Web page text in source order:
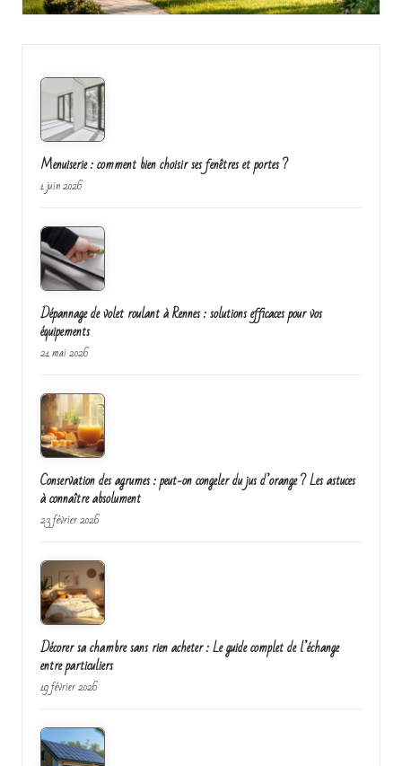
Menuiserie : comment bien choisir ses fenêtres et portes ?
1 juin 2026
Dépannage de volet roulant à Rennes : solutions efficaces pour vos
équipements
21 mai 2026
Conservation des agrumes : peut-on congeler du jus d’orange ? Les astuces
à connaître absolument
23 février 2026
Décorer sa chambre sans rien acheter : Le guide complet de l’échange
entre particuliers
19 février 2026